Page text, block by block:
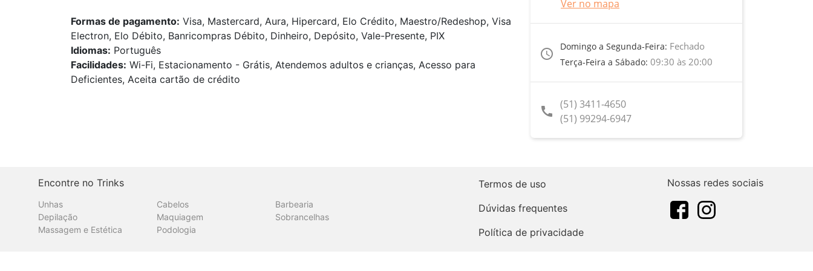
Formas de pagamento: Visa, Mastercard, Aura, Hipercard, Elo Crédito, Maestro/Redeshop, Visa
Electron, Elo Débito, Banricompras Débito, Dinheiro, Depósito, Vale-Presente, PIX
Idiomas: Português
Facilidades: Wi-Fi, Estacionamento - Grátis, Atendemos adultos e crianças, Acesso para
Deficientes, Aceita cartão de crédito
Ver no mapa
access_time
Domingo a Segunda-Feira: Fechado
Terça-Feira a Sábado: 09:30 às 20:00
call (51) 3411-4650
(51) 99294-6947
Encontre no Trinks
Unhas Cabelos
Barbearia
Depilação
Maquiagem
Sobrancelhas
Massagem e Estética
Podologia
Termos de uso
Dúvidas frequentes
Política de privacidade
Nossas redes sociais